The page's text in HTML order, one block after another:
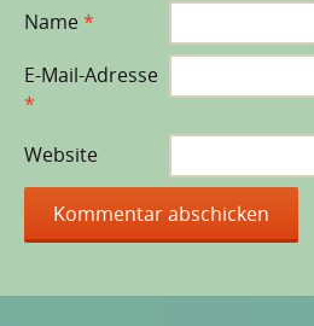
Name*
E-Mail-Adresse
*
Website